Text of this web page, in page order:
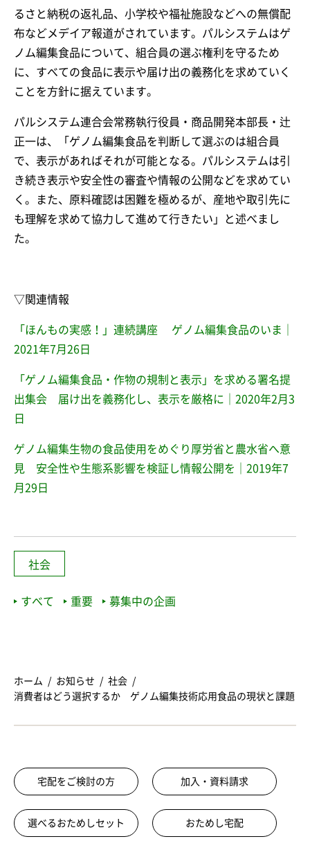
るさと納税の返礼品、小学校や福祉施設などへの無償配
布などメデイア報道がされています。パルシステムはゲ
ノム編集食品について、組合員の選ぶ権利を守るため
に、すべての食品に表示や届け出の義務化を求めていく
ことを方針に据えています。
パルシステム連合会常務執行役員・商品開発本部長・辻
正一は、「ゲノム編集食品を判断して選ぶのは組合員
で、表示があればそれが可能となる。パルシステムは引
き続き表示や安全性の審査や情報の公開などを求めてい
く。また、原料確認は困難を極めるが、産地や取引先に
も理解を求めて協力して進めて行きたい」と述べまし
た。
▽関連情報
「ほんもの実感！」連続講座 ゲノム編集食品のいま｜
2021年7月26日
「ゲノム編集食品・作物の規制と表示」を求める署名提
出集会 届け出を義務化し、表示を厳格に｜2020年2月3
日
ゲノム編集生物の食品使用をめぐり厚労省と農水省へ意
見 安全性や生態系影響を検証し情報公開を｜2019年7
月29日
社会
すべて 重要 募集中の企画
ホーム お知らせ
社会
消費者はどう選択するか ゲノム編集技術応用食品の現状と課題
宅配をご検討の方 加入・資料請求
選べるおためしセット おためし宅配